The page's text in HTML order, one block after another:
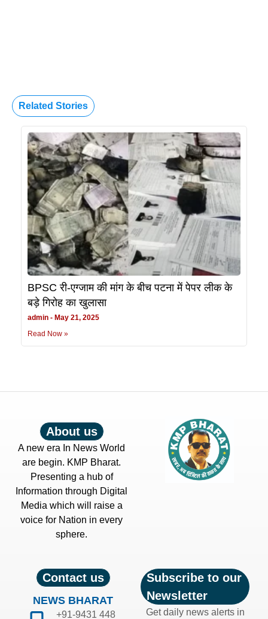
Related Stories
BPSC री-एग्जाम की मांग के बीच पटना में पेपर लीक के
बड़े गिरोह का खुलासा
admin
May 21, 2025
Read Now »
About us
A new era In News World
are begin. KMP Bharat.
Presenting a hub of
Information through Digital
Media which will raise a
voice for Nation in every
sphere.
Contact us
NEWS BHARAT
+91-9431 448
Subscribe to our
Newsletter
Get daily news alerts in